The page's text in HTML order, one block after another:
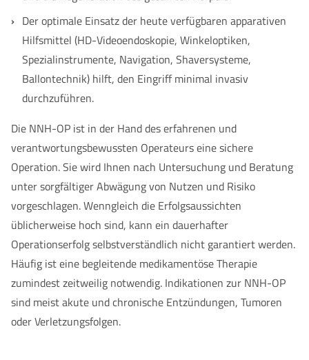
Der optimale Einsatz der heute verfügbaren apparativen
Hilfsmittel (HD-Videoendoskopie, Winkeloptiken,
Spezialinstrumente, Navigation, Shaversysteme,
Ballontechnik) hilft, den Eingriff minimal invasiv
durchzuführen.
Die NNH-OP ist in der Hand des erfahrenen und
verantwortungsbewussten Operateurs eine sichere
Operation. Sie wird Ihnen nach Untersuchung und Beratung
unter sorgfältiger Abwägung von Nutzen und Risiko
vorgeschlagen. Wenngleich die Erfolgsaussichten
üblicherweise hoch sind, kann ein dauerhafter
Operationserfolg selbstverständlich nicht garantiert werden.
Häufig ist eine begleitende medikamentöse Therapie
zumindest zeitweilig notwendig. Indikationen zur NNH-OP
sind meist akute und chronische Entzündungen, Tumoren
oder Verletzungsfolgen.